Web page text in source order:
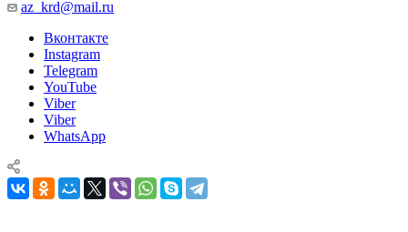
az_krd@mail.ru
Вконтакте
Instagram
Telegram
YouTube
Viber
Viber
WhatsApp